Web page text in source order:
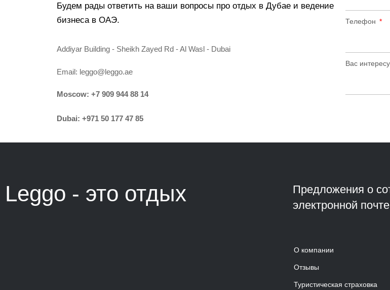
Будем рады ответить на ваши вопросы про отдых в Дубае и ведение
бизнеса в ОАЭ.
Addiyar Building - Sheikh Zayed Rd - Al Wasl - Dubai
Email: leggo@leggo.ae
Moscow: +7 909 944 88 14
Dubai: +971 50 177 47 85
Телефон
Вас
Leggo - это отдых
Предложения о
электронной
О компании
Отзывы
Туристическая страховка